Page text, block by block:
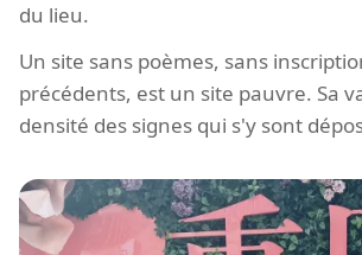
du lieu.
Un site sans poèmes, sans
précédents, est un site pauvre. Sa
densité des signes qui s'y sont